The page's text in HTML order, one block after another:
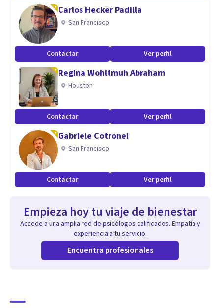
Carlos Hecker Padilla
San Francisco
Contactar Ver perfil
Regina Wohltmuh Abraham
Houston
Contactar Ver perfil
Gabriele Cotronei
San Francisco
Contactar Ver perfil
Empieza hoy tu viaje de bienestar
Accede a una amplia red de psicólogos calificados. Empatía y
experiencia a tu servicio.
Encuentra profesionales